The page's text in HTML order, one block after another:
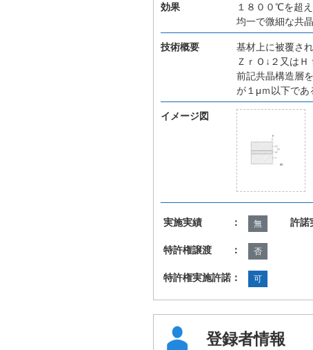
効果
１８００℃を超
均一で微細な共
技術概要
基材上に被覆さ
ＺｒＯ↓２又はＨ
前記共晶構造層
が１μｍ以下であ
イメージ図
実施実績 ： 無 許
特許権譲渡 ： 否
特許権実施許諾： 可
登録者情報